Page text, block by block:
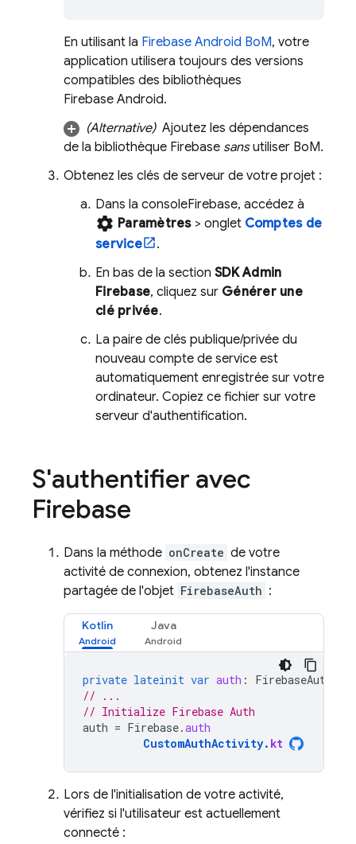
En utilisant la Firebase Android BoM, votre
application utilisera toujours des versions
compatibles des bibliothèques
Firebase Android.
(Alternative)Ajoutez les dépendances
de la bibliothèque Firebase sansutiliser BoM.
Obtenez les clés de serveur de votre projet :
Dans la consoleFirebase, accédez à
settings Paramètres> onglet Comptes de
service
.
En bas de la section SDK Admin
Firebase, cliquez sur Générer une
clé privée.
La paire de clés publique/privée du
nouveau compte de service est
automatiquement enregistrée sur votre
ordinateur. Copiez ce fichier sur votre
serveur d'authentification.
S'authentifier avec
Firebase
Dans la méthode onCreate de votre
activité de connexion, obtenez l'instance
partagée de l'objet FirebaseAuth :
Kotlin Java
private lateinit var auth :
FirebaseAuth
// ...
// Initialize Firebase Auth
auth = Firebase.auth
CustomAuthActivity. kt
Lors de l'initialisation de votre activité,
vérifiez si l'utilisateur est actuellement
connecté :